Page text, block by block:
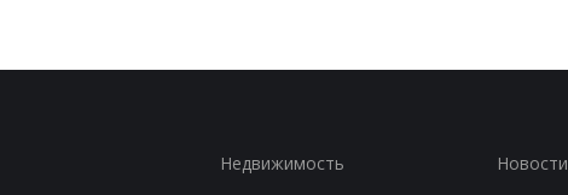
Недвижимость Новости